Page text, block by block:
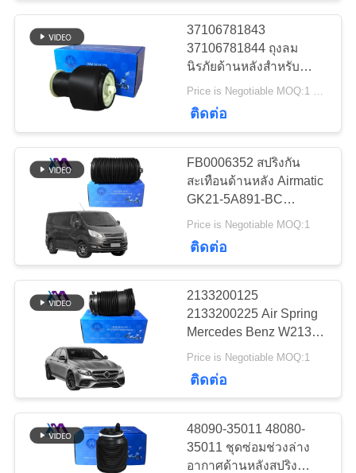
ทัวร์
โรงงาน
ควบคุม
คุณภาพ
ติดต่อ
ข่าว
ใบ
เสนอ
Mercedes-Benz Air
Suspension Parts
BMW ชิ้นส่วนช่วง
ล่างอากาศ
ออดี้แอร์ชิ้นส่วนช่วง
ล่าง
37106781843
37106781844 ถุงลม
นิรภัยด้านหลังสำหรับ
BMW F10 F11 F07 GT 5
Price is Negotiable MOQ:1 ชิ้น
ติดต่อ
FB0006352 สปริงกัน
สะเทือนด้านหลัง Airmatic
GK21-5A891-BC
GK215A891BC สำหรับ
2012-2016
Price is Negotiable MOQ:1
ติดต่อ
2133200125
2133200225 Air Spring
Mercedes Benz W213 E
Class C238 E-Coupe
ด้านหลังพร้อมโฆษณาAir
Price is Negotiable MOQ:1
ติดต่อ
48090-35011 48080-
35011 ชุดซ่อมช่วงล่าง
อากาศด้านหลังสปริง